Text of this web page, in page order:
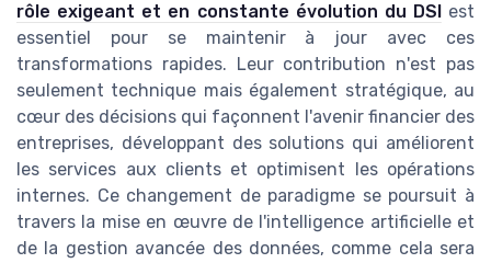
rôle exigeant et en constante évolution du DSI
est
essentiel pour se maintenir à jour avec ces
transformations rapides. Leur contribution n'est pas
seulement technique mais également stratégique, au
cœur des décisions qui façonnent l'avenir financier des
entreprises, développant des solutions qui améliorent
les services aux clients et optimisent les opérations
internes. Ce changement de paradigme se poursuit à
travers la mise en œuvre de l'intelligence artificielle et
de la gestion avancée des données, comme cela sera